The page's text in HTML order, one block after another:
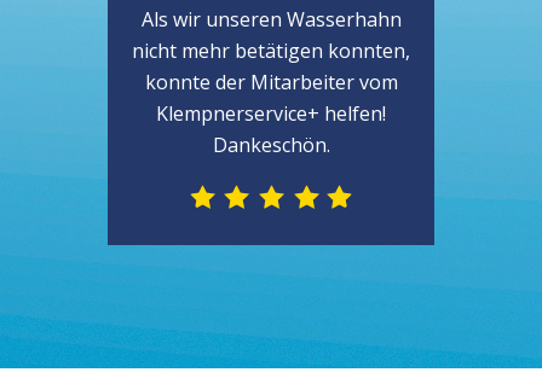
Als wir unseren Wasserhahn
nicht mehr betätigen konnten,
konnte der Mitarbeiter vom
Klempnerservice+ helfen!
Dankeschön.